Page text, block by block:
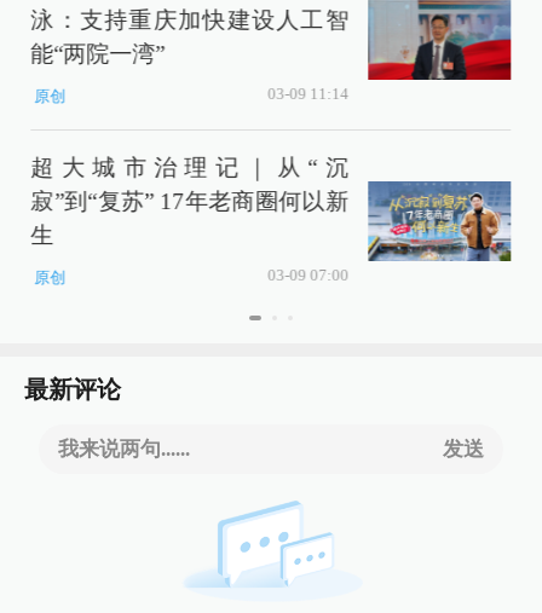
泳：支持重庆加快建设人工智
能“两院一湾”
原创 03-09 11:14
超大城市治理记｜从“沉
寂”到“复苏” 17年老商圈何以新
生
原创 03-09 07:00
最新评论
我来说两句...... 发送